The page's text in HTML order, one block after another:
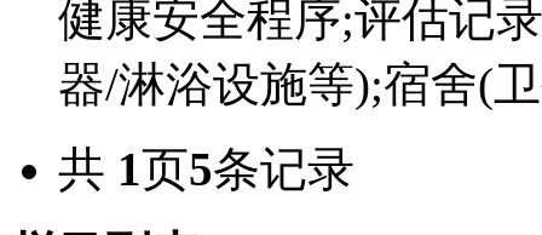
健康安全程序;评估记
器/淋浴设施等);宿舍(
共 1页5条记录